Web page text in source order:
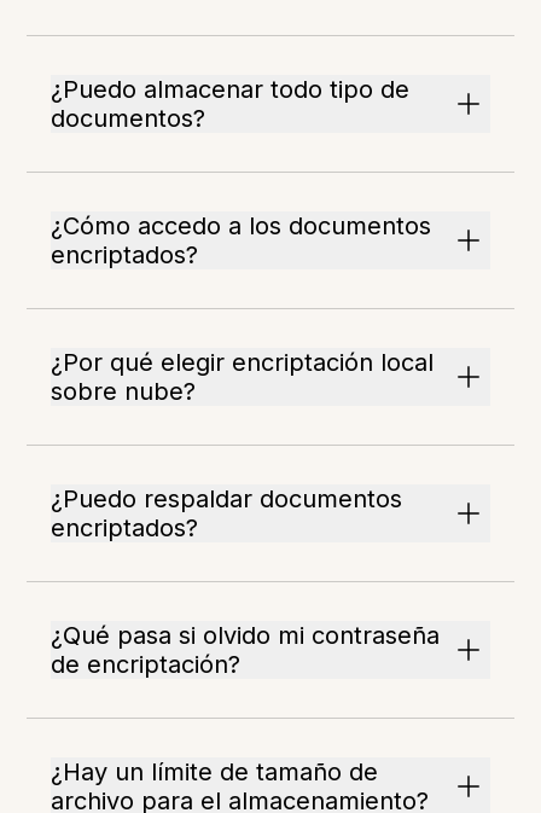
¿Puedo almacenar todo tipo de
documentos?
¿Cómo accedo a los documentos
encriptados?
¿Por qué elegir encriptación local
sobre nube?
¿Puedo respaldar documentos
encriptados?
¿Qué pasa si olvido mi contraseña
de encriptación?
¿Hay un límite de tamaño de
archivo para el almacenamiento?